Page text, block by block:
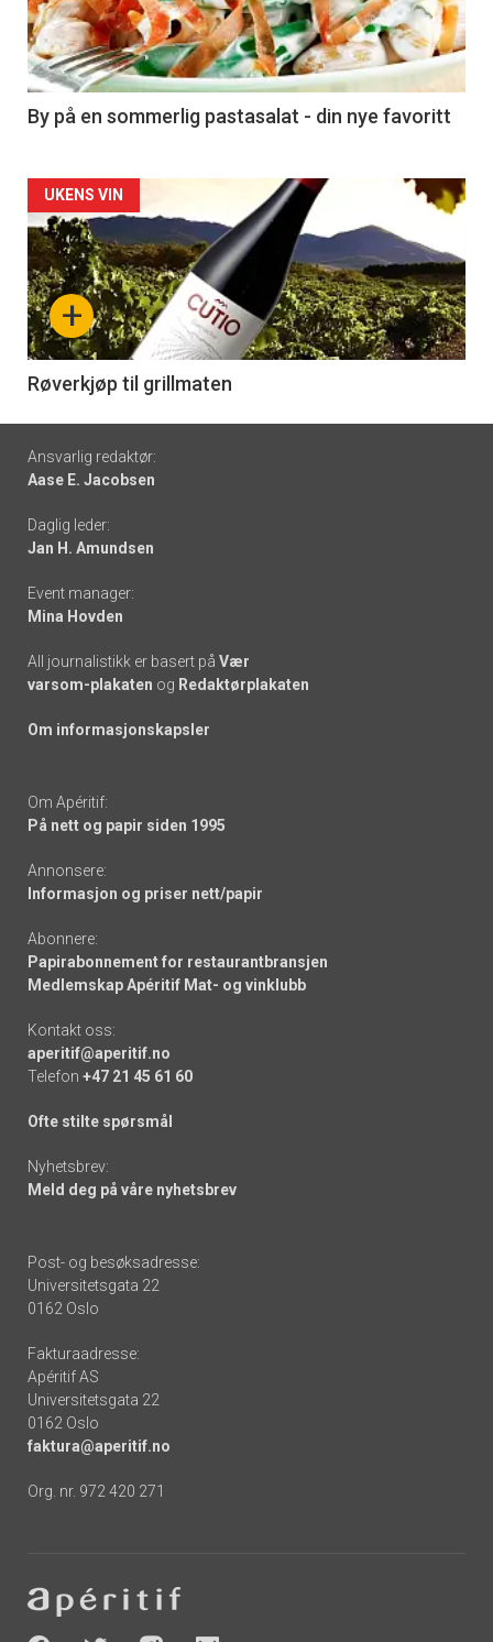
nå
-
5
By på en sommerlig pastasalat - din nye favoritt
Forsiden
akkurat
nå
-
6
+
UKENS VIN
Røverkjøp til grillmaten
Footer
-
links
Ansvarlig redaktør:
Aase E. Jacobsen
Daglig leder:
Jan H. Amundsen
Event manager:
Mina Hovden
All journalistikk er basert på Vær
varsom-plakaten og Redaktørplakaten
Om informasjonskapsler
Om Apéritif:
På nett og papir siden 1995
Annonsere:
Informasjon og priser nett/papir
Abonnere:
Papirabonnement for restaurantbransjen
Medlemskap Apéritif Mat- og vinklubb
Kontakt oss:
aperitif@aperitif.no
Telefon +47 21 45 61 60
Ofte stilte spørsmål
Nyhetsbrev:
Meld deg på våre nyhetsbrev
Post- og besøksadresse:
Universitetsgata 22
0162 Oslo
Fakturaadresse:
Apéritif AS
Universitetsgata 22
0162 Oslo
faktura@aperitif.no
Org. nr. 972 420 271
-